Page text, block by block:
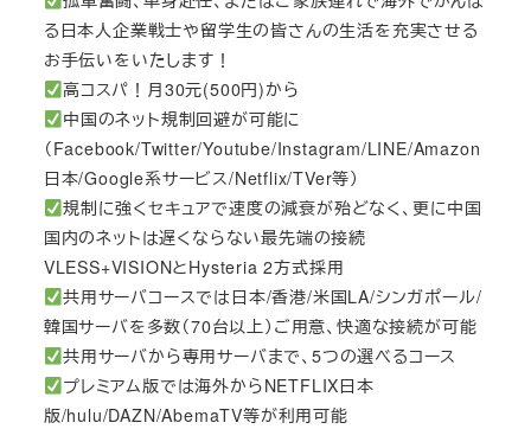
る日本人企業戦士や留学生の皆さんの生活を充実させる
お手伝いをいたします！
高コスパ！月30元(500円)から
中国のネット規制回避が可能に
（Facebook/Twitter/Youtube/Instagram/LINE/Amazon
日本/Google系サービス/Netflix/TVer等）
規制に強くセキュアで速度の減衰が殆どなく、更に中国
国内のネットは遅くならない最先端の接続
VLESS+VISIONとHysteria 2方式採用
共用サーバコースでは日本/香港/米国LA/シンガポール/
韓国サーバを多数（70台以上）ご用意、快適な接続が可能
共用サーバから専用サーバまで、5つの選べるコース
プレミアム版では海外からNETFLIX日本
版/hulu/DAZN/AbemaTV等が利用可能